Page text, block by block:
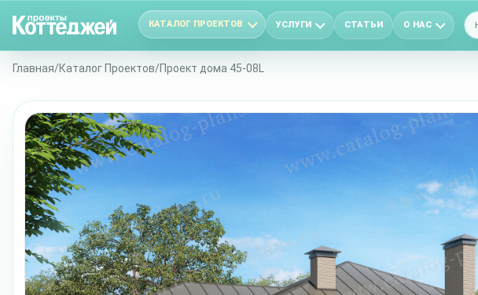
КАТАЛОГ ПРОЕКТОВ УСЛУГИ СТАТЬИ О НАС
Главная/Каталог Проектов/Проект дома 45-08L